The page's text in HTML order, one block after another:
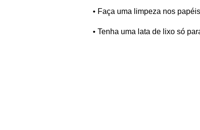
• Faça uma limpeza nos
• Tenha uma lata de lixo só